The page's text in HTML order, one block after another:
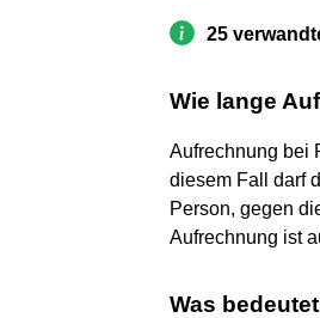
25
Wie lange
Aufrechnung bei
diesem Fall darf
Person, gegen
Aufrechnung ist
Was